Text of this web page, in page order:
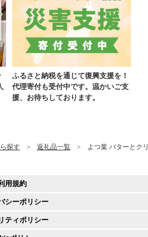
ふるさと納税を通じて復興支援を！
代理寄付も受付中です。温かいご支
援、お待ちしております。
探す 返礼品一覧 よつ葉 バターとク
用規約
シーポリシー
ティポリシー